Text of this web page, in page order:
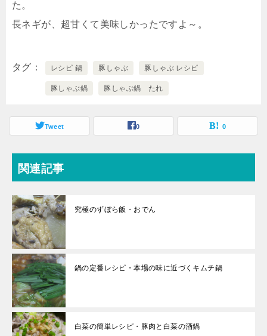
た。
長ネギが、超甘くて美味しかったですよ～。
タグ レシピ 鍋 豚しゃぶ 豚しゃぶ レシピ
豚しゃぶ鍋 豚しゃぶ鍋 たれ
Tweet 0 0
関連記事
究極のずぼら飯・おでん
鍋の定番レシピ・本場の味に近づくキムチ鍋
白菜の簡単レシピ・豚肉と白菜の酒鍋